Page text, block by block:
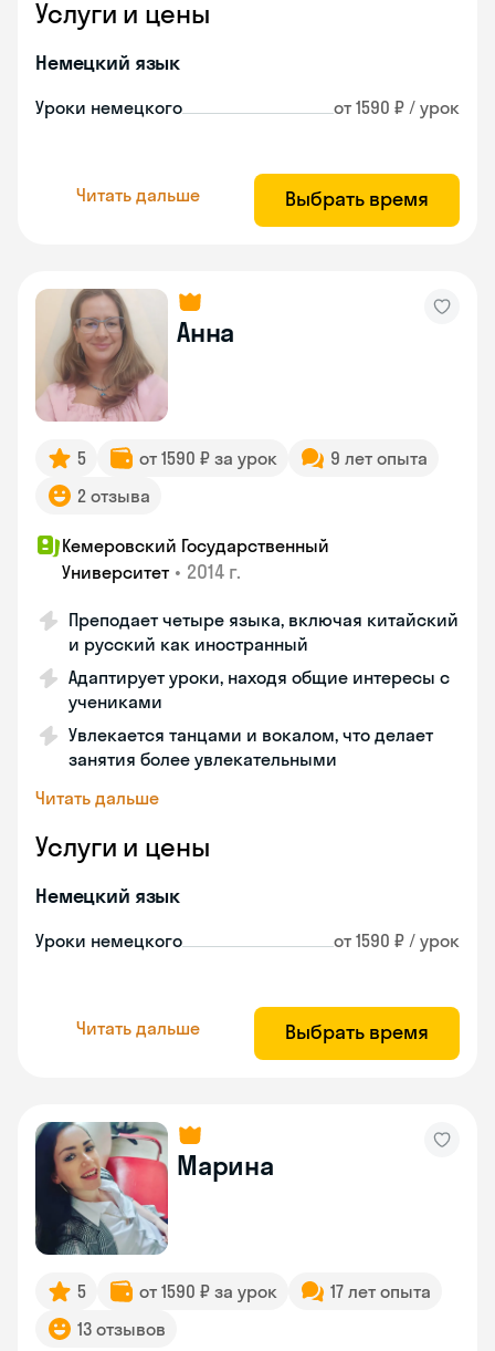
Услуги и цены
Немецкий язык
Уроки немецкого от 1590 ₽ / урок
Читать дальше Выбрать время
Анна
5 от 1590 ₽ за урок
9 лет опыта
2 отзыва
Кемеровский Государственный
Университет • 2014 г.
Преподает четыре языка, включая китайский
и русский как иностранный
Адаптирует уроки, находя общие интересы с
учениками
Увлекается танцами и вокалом, что делает
занятия более увлекательными
Читать дальше
Услуги и цены
Немецкий язык
Уроки немецкого от 1590 ₽ / урок
Читать дальше Выбрать время
Марина
5 от 1590 ₽ за урок
17 лет опыта
13 отзывов